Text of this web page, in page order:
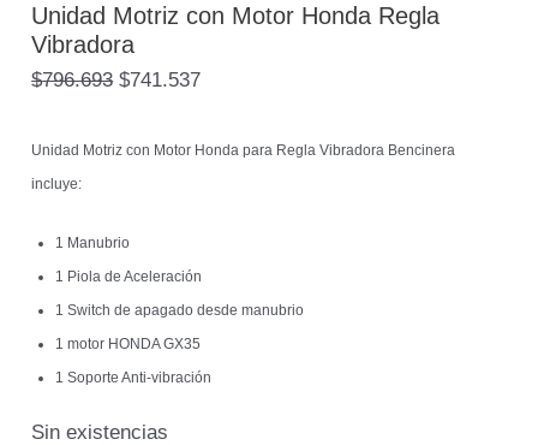
Unidad Motriz con Motor Honda Regla
Vibradora
$796.693 $741.537
Unidad Motriz con Motor Honda para Regla Vibradora Bencinera
incluye:
1 Manubrio
1 Piola de Aceleración
1 Switch de apagado desde manubrio
1 motor HONDA GX35
1 Soporte Anti-vibración
Sin existencias